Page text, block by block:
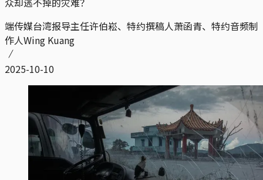
端传媒台湾报导主任许伯崧、特约撰稿人萧函青、特约音频制
作人Wing Kuang
2025-10-10